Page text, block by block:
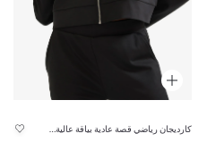
كارديجان رياضي قصة عادية بياقة عالية وبطانة ناعمة من DeFactoFit